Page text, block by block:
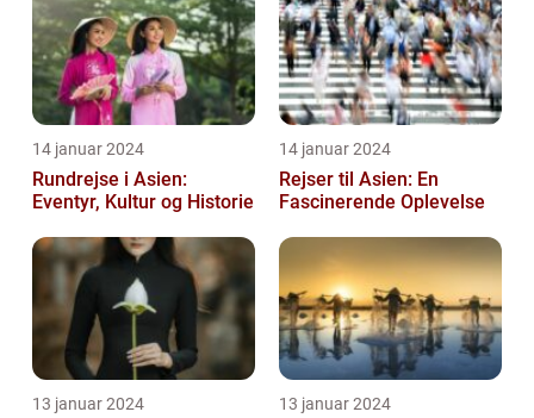
14 januar 2024
Rundrejse i Asien:
Eventyr, Kultur og Historie
14 januar 2024
Rejser til Asien: En
Fascinerende Oplevelse
13 januar 2024 13 januar 2024